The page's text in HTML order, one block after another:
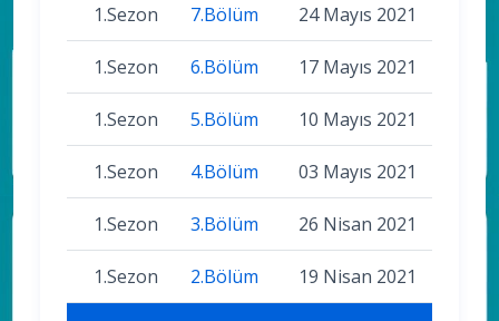
1.Sezon 7.Bölüm 24 Mayıs 2021
1.Sezon 6.Bölüm 17 Mayıs 2021
1.Sezon 5.Bölüm 10 Mayıs 2021
1.Sezon 4.Bölüm 03 Mayıs 2021
1.Sezon 3.Bölüm 26 Nisan 2021
1.Sezon 2.Bölüm 19 Nisan 2021